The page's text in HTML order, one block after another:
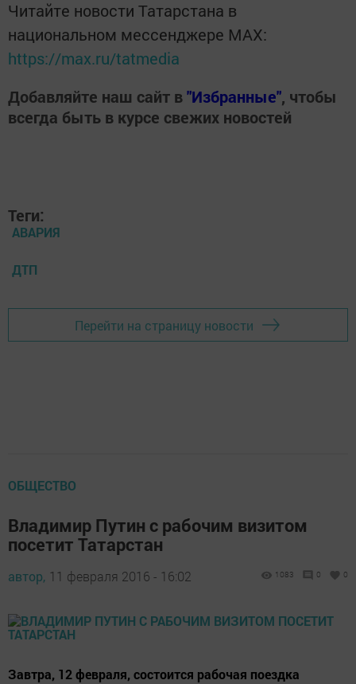
Читайте новости Татарстана в
национальном мессенджере MАХ:
https://max.ru/tatmedia
Добавляйте наш сайт в"Избранные", чтобы
всегда быть в курсе свежих новостей
Теги:
АВАРИЯ
ДТП
Перейти на страницу новости
ОБЩЕСТВО
Владимир Путин с рабочим визитом
посетит Татарстан
автор, 11 февраля 2016 - 16:02 1083 0 0
Завтра, 12 февраля, состоится рабочая поездка